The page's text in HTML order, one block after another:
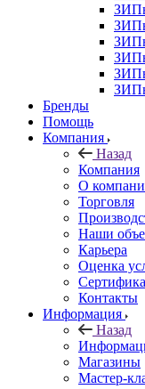
Бренды
Помощь
Компания
Назад
Компания
О
Торговля
Наши
Карьера
Оценка
Контакты
Информация
Назад
Магазины
Мастер-